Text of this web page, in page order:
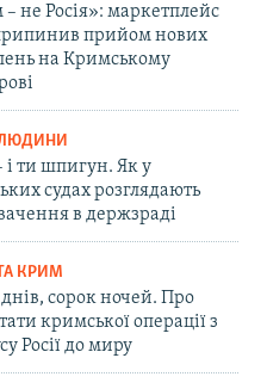
не Росія»: маркетплейс
прийом нових
на Кримському
ЛЮДИНИ
і ти шпигун. Як у
судах розглядають
в держзраді
КРИМ
сорок ночей. Про
кримської операції з
Росії до миру